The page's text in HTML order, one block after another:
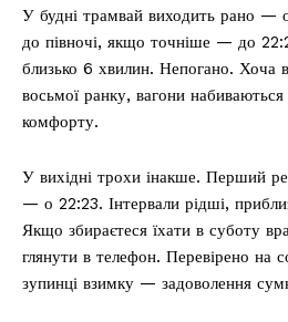
У будні трамвай виходить рано —
до півночі, якщо точніше — до
близько 6 хвилин. Непогано. Хоча
восьмої ранку, вагони
комфорту.
У вихідні трохи інакше. Перший
— о 22:23. Інтервали рідші,
Якщо збираєтеся їхати в суботу
глянути в телефон. Перевірено на
зупинці взимку — задоволення